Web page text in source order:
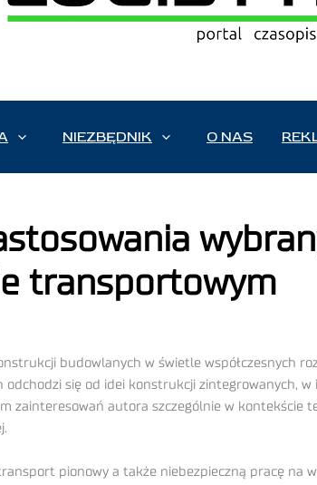
NIEZBĘDNIK O NAS
transportowym
budowlanych w świetle współczesnych
się od idei konstrukcji zintegrowanych,
zainteresowań autora szczególnie w kontekście
pionowy a także niebezpieczną pracę na